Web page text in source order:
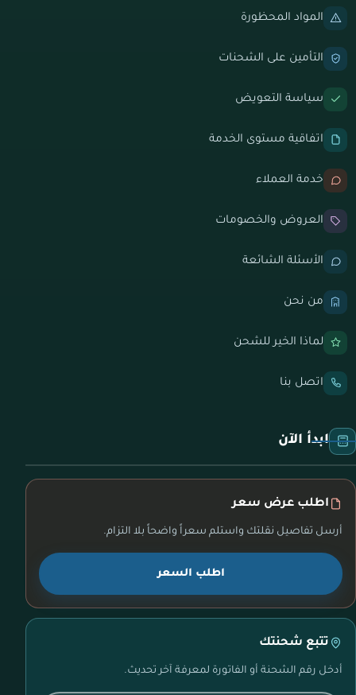
المواد المحظورة
التأمين على الشحنات
سياسة التعويض
اتفاقية مستوى الخدمة
خدمة العملاء
العروض والخصومات
الأسئلة الشائعة
من نحن
لماذا الخير للشحن
اتصل بنا
ابدأ الآن
اطلب عرض سعر
أرسل تفاصيل نقلتك واستلم سعراً واضحاً بلا التزام.
اطلب السعر
تتبع شحنتك
أدخل رقم الشحنة أو الفاتورة لمعرفة آخر تحديث.